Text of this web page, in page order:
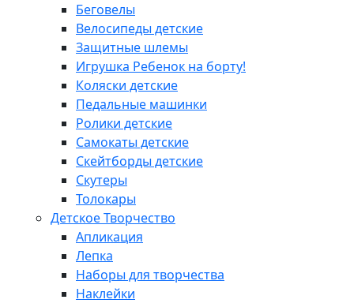
Беговелы
Велосипеды детские
Защитные шлемы
Игрушка Ребенок на борту!
Коляски детские
Педальные машинки
Ролики детские
Самокаты детские
Скейтборды детские
Скутеры
Толокары
Детское Творчество
Апликация
Лепка
Наборы для творчества
Наклейки